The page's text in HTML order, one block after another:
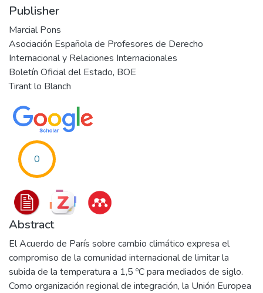
Publisher
Marcial Pons
Asociación Española de Profesores de Derecho
Internacional y Relaciones Internacionales
Boletín Oficial del Estado, BOE
Tirant lo Blanch
0
Abstract
El Acuerdo de París sobre cambio climático expresa el
compromiso de la comunidad internacional de limitar la
subida de la temperatura a 1,5 ºC para mediados de siglo.
Como organización regional de integración, la Unión Europea